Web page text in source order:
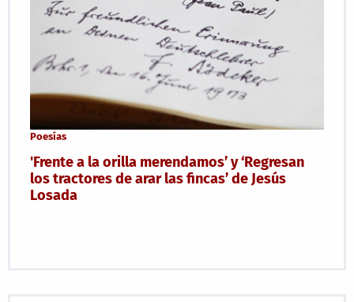
Poesías
'Frente a la orilla merendamos’ y ‘Regresan
los tractores de arar las fincas’ de Jesús
Losada